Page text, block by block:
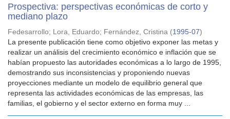
Prospectiva: perspectivas económicas de corto y
mediano plazo
Fedesarrollo; Lora, Eduardo; Fernández, Cristina (1995-07)
La presente publicación tiene como objetivo exponer las metas y
realizar un análisis del crecimiento económico e inflación que se
habían propuesto las autoridades económicas a lo largo de 1995,
demostrando sus inconsistencias y proponiendo nuevas
proyecciones mediante un modelo de equilibrio general que
representa las actividades económicas de las empresas, las
familias, el gobierno y el sector externo en forma muy ...